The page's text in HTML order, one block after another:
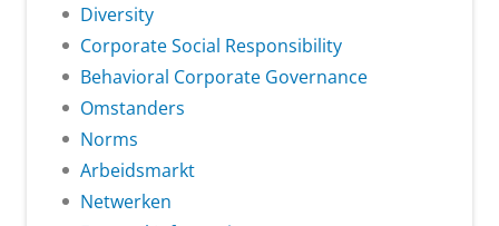
Diversity
Corporate Social Responsibility
Behavioral Corporate Governance
Omstanders
Norms
Arbeidsmarkt
Netwerken